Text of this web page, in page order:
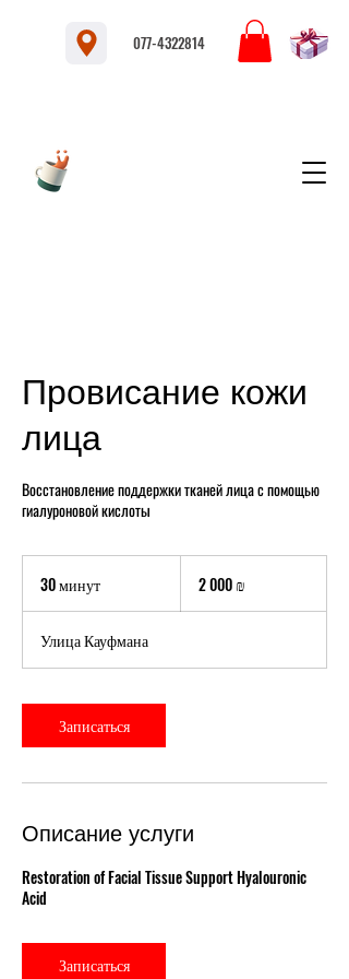
077-4322814
Провисание кожи
лица
Восстановление поддержки тканей лица с помощью
гиалуроновой кислоты
30 минут
и
н
т
израильских
2 000 ₪
Улица Кауфмана
Записаться
Описание услуги
Restoration of Facial Tissue Support Hyalouronic
Acid
Записаться